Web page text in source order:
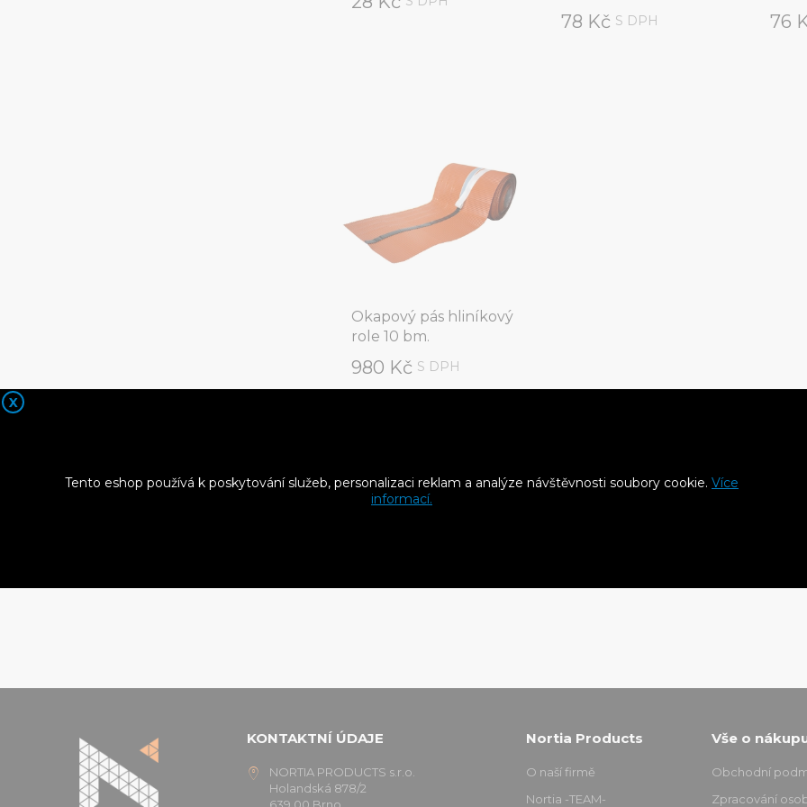
X
Tento eshop používá k poskytování služeb, personalizaci reklam a analýze návštěvnosti soubory cookie. Více
informací.
78 Kč S DPH 76
Okapový pás hliníkový
role 10 bm.
980 Kč S DPH
Pohled  Seřadit podle Vybrat 
Objevte širokou nabídku okapových prvků a doplňků pro dokonalé
KONTAKTNÍ ÚDAJE
NORTIA PRODUCTS s.r.o.
Holandská 878/2
639 00 Brno
Nortia Products
O naší firmě
Nortia -TEAM-
Vše o
Obchodní
Zpracování